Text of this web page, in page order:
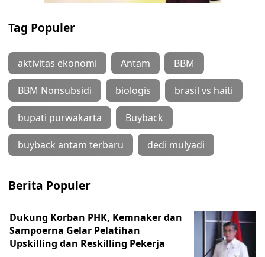
Tag Populer
aktivitas ekonomi Antam BBM
BBM Nonsubsidi biologis brasil vs haiti
bupati purwakarta Buyback
buyback antam terbaru dedi mulyadi
Berita Populer
Dukung Korban PHK, Kemnaker dan
Sampoerna Gelar Pelatihan
Upskilling dan Reskilling Pekerja